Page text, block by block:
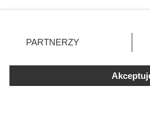
podróży
zmienić/wycofać klikając
znajdujący się w lewym dolnym
użytkownika, ale masz prawo
przetwarzaniu. Preferencje będą
PARTNERZY